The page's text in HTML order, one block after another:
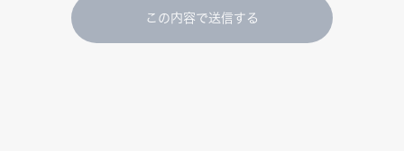
この内容で送信する